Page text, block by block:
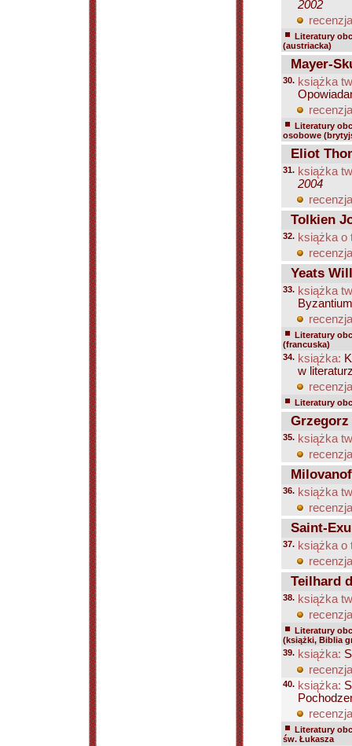
2002
Literatury
(austriacka)
Mayer-
30. książka
Literatury
osobowe
Eliot
31. książka
2004
Tolkien
32. książka o
Yeats
33. książka
Literatury
(francuska)
34. książka:
w
Literatury
35. książka
36. książka
Saint-
37. książka o
Teilhard
38. książka
Literatury
(książki, Biblia
39. książka:
40. książka:
Literatury
św. Łukasza